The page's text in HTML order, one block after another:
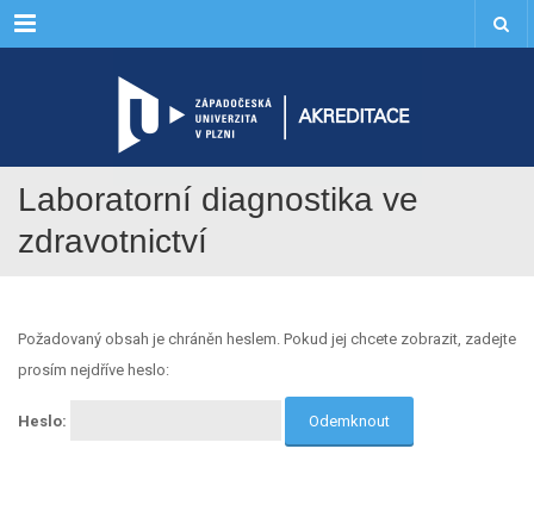
Menu
Laboratorní diagnostika ve
zdravotnictví
Požadovaný obsah je chráněn heslem. Pokud jej chcete zobrazit, zadejte
prosím nejdříve heslo:
Heslo: